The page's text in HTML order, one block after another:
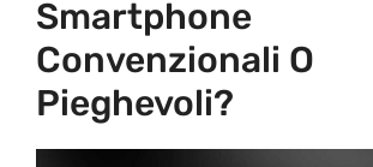
Smartphone
Convenzionali O
Pieghevoli?